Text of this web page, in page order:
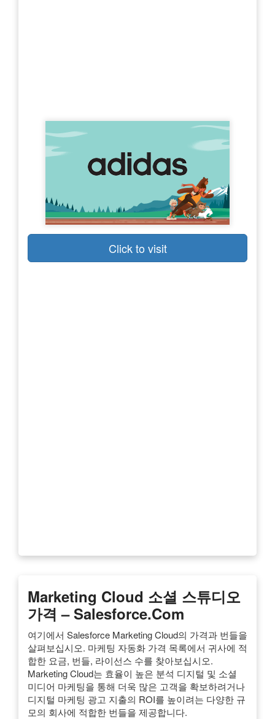
Click to visit
Marketing Cloud 소셜 스튜디오
가격 – Salesforce.com
여기에서 Salesforce Marketing Cloud의 가격과 번들을
살펴보십시오. 마케팅 자동화 가격 목록에서 귀사에 적
합한 요금, 번들, 라이선스 수를 찾아보십시오.
Marketing Cloud는 효율이 높은 분석 디지털 및 소셜
미디어 마케팅을 통해 더욱 많은 고객을 확보하려거나
디지털 마케팅 광고 지출의 ROI를 높이려는 다양한 규
모의 회사에 적합한 번들을 제공합니다.